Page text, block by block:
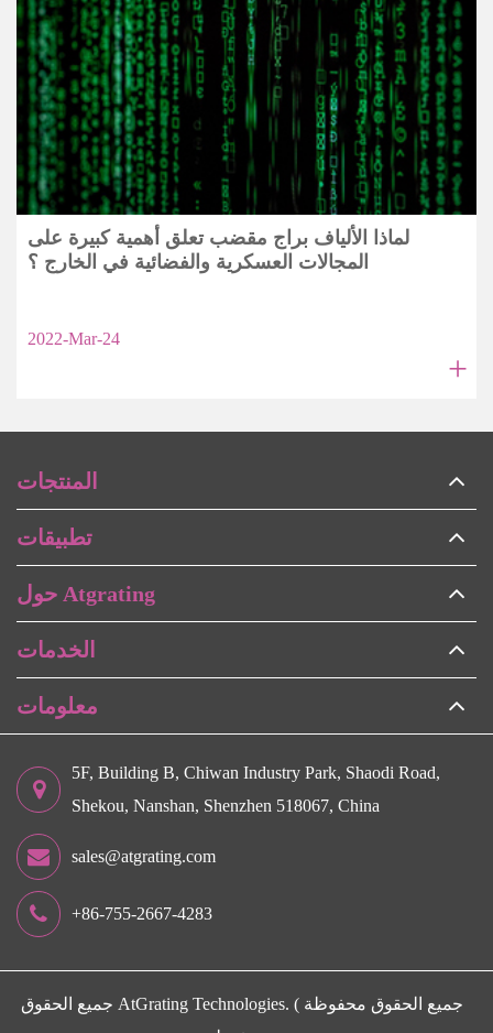
لماذا الألياف براج مقضب تعلق أهمية كبيرة على
المجالات العسكرية والفضائية في الخارج ؟
2022-Mar-24
+
المنتجات
تطبيقات
حول Atgrating
الخدمات
معلومات
5F, Building B, Chiwan Industry Park, Shaodi Road,
Shekou, Nanshan, Shenzhen 518067, China
sales@atgrating.com
+86-755-2667-4283
جميع الحقوق محفوظة ) AtGrating Technologies. جميع الحقوق